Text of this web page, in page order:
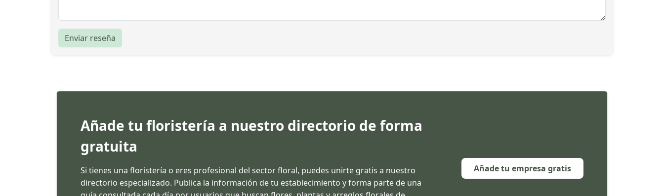
Enviar reseña
Añade tu floristería a nuestro directorio de forma
gratuita
Si tienes una floristería o eres profesional del sector floral, puedes unirte gratis a nuestro
directorio especializado. Publica la información de tu establecimiento y forma parte de una
Añade tu empresa gratis